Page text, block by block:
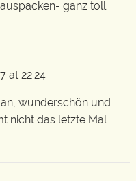
ganz toll.
at 22:24
wunderschön und
nicht das letzte Mal